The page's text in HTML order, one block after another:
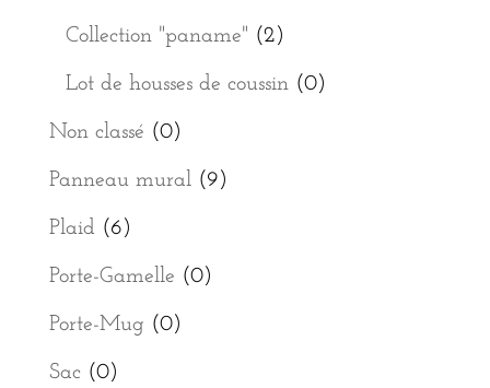
Collection "paname" (2)
Lot de housses de coussin (0)
Non classé (0)
Panneau mural (9)
Plaid (6)
Porte-Gamelle (0)
Porte-Mug (0)
Sac (0)